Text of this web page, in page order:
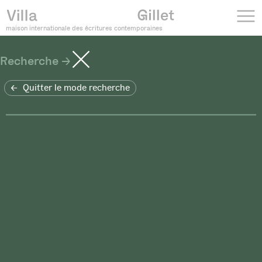
maison internationale des écritures contemporaines
Recherche
Quitter le mode recherche